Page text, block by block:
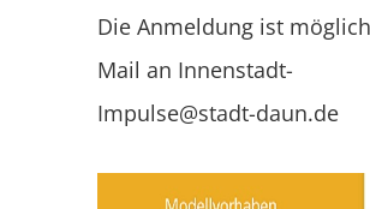
Die Anmeldung ist
Mail an Innenstadt-
Impulse@stadt-daun.de